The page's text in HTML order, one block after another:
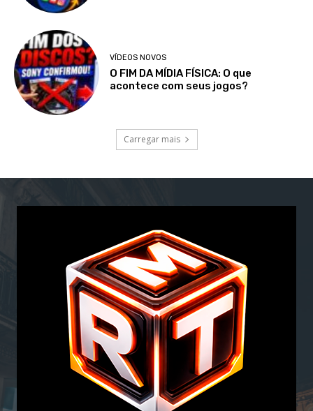
VÍDEOS NOVOS
O FIM DA MÍDIA FÍSICA: O que
acontece com seus jogos?
Carregar mais